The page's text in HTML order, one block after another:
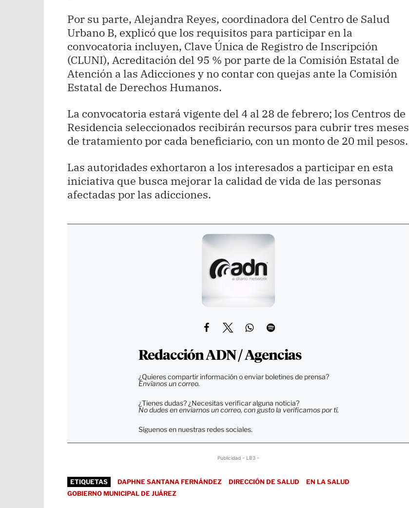
Por su parte, Alejandra Reyes, coordinadora del Centro de Salud
Urbano B, explicó que los requisitos para participar en la
convocatoria incluyen, Clave Única de Registro de Inscripción
(CLUNI), Acreditación del 95 % por parte de la Comisión Estatal de
Atención a las Adicciones y no contar con quejas ante la Comisión
Estatal de Derechos Humanos.
La convocatoria estará vigente del 4 al 28 de febrero; los Centros de
Residencia seleccionados recibirán recursos para cubrir tres meses
de tratamiento por cada beneficiario, con un monto de 20 mil pesos.
Las autoridades exhortaron a los interesados a participar en esta
iniciativa que busca mejorar la calidad de vida de las personas
afectadas por las adicciones.
Redacción ADN / Agencias
¿Quieres compartir información o enviar boletines de prensa?
Envíanos un correo.
¿Tienes dudas? ¿Necesitas verificar alguna noticia?
No dudes en enviarnos un correo, con gusto la verificamos por tí.
Síguenos en nuestras redes sociales.
Publicidad - LB3 -
ETIQUETAS DAPHNE SANTANA FERNÁNDEZ DIRECCIÓN DE SALUD
EN LA SALUD
GOBIERNO MUNICIPAL DE JUÁREZ